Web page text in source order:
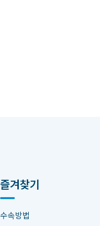
즐겨찾기
수속방법